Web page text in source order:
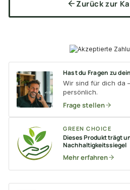
Zurück zur
Hast du Fragen zu
Wir sind für dich da
persönlich.
Frage stellen
GREEN CHOICE
Dieses Produkt trägt
Nachhaltigkeitssiegel
Mehr erfahren